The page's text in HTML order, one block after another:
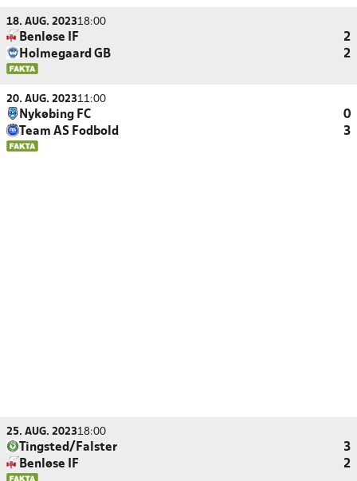
18. AUG. 202318:00
Benløse IF
2
Holmegaard GB
2
20. AUG. 202311:00
Nykøbing FC
0
Team AS Fodbold
3
25. AUG. 202318:00
Tingsted/Falster
3
Benløse IF
2